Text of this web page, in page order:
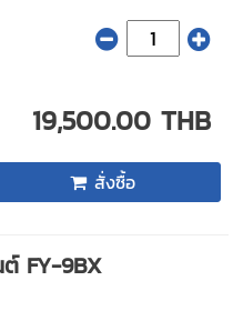
19,500.00 THB
สั่งซื้อ
ต์ FY-9BX